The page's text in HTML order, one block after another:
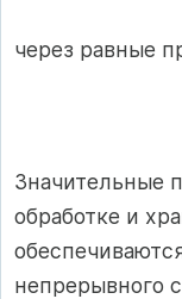
через равные
Значительные
обработке и
непрерывного